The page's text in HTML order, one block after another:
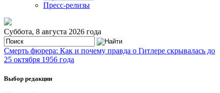
Пресс-релизы
Суббота, 8 августа 2026 года
Смерть фюрера: Как и почему правда о Гитлере скрывалась до
25 октября 1956 года
Выбор редакции